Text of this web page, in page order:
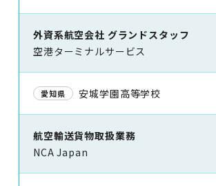
外資系航空会社 グランドスタッフ
空港ターミナルサービス
愛知県 安城学園高等学校
航空輸送貨物取扱業務
NCA Japan